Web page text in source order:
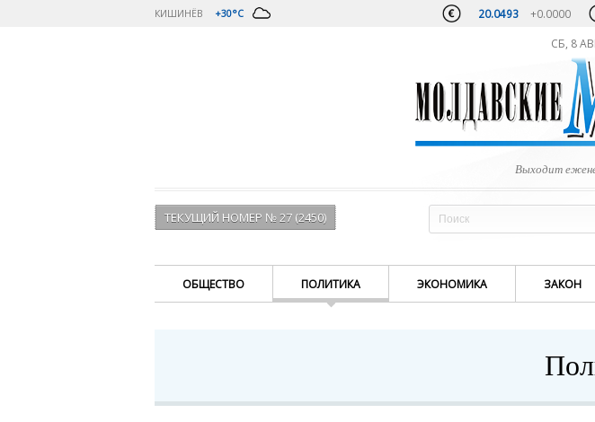
КИШИНЁВ +30°C 20.0493 +0.0000
СБ, 8
Выходит
ТЕКУЩИЙ НОМЕР № 27 (2450)
ОБЩЕСТВО ПОЛИТИКА ЭКОНОМИКА ЗАКОН